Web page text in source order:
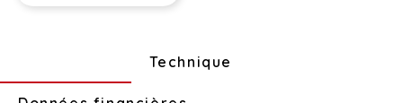
Technique